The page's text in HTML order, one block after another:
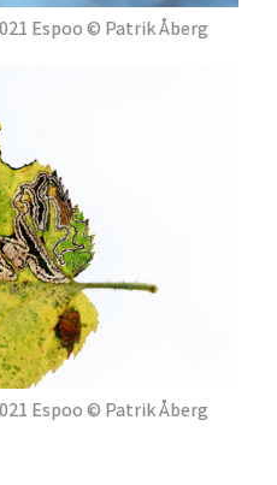
Espoo © Patrik Åberg
Espoo © Patrik Åberg